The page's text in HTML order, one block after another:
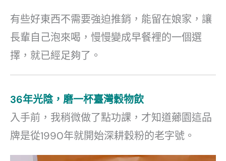
有些好東西不需要強迫推銷，能留在娘家，讓
長輩自己泡來喝，慢慢變成早餐裡的一個選
擇，就已經足夠了。
36年光陰，磨一杯臺灣穀物飲
入手前，我稍微做了點功課，才知道薌園這品
牌是從1990年就開始深耕穀粉的老字號。